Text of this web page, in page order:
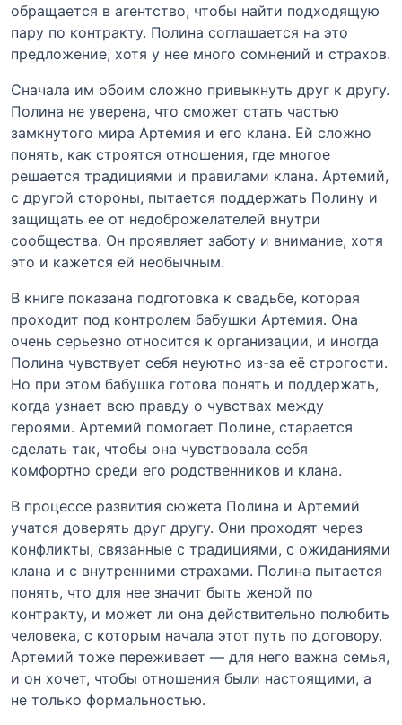
обращается в агентство, чтобы найти подходящую
пару по контракту. Полина соглашается на это
предложение, хотя у нее много сомнений и страхов.
Сначала им обоим сложно привыкнуть друг к другу.
Полина не уверена, что сможет стать частью
замкнутого мира Артемия и его клана. Ей сложно
понять, как строятся отношения, где многое
решается традициями и правилами клана. Артемий,
с другой стороны, пытается поддержать Полину и
защищать ее от недоброжелателей внутри
сообщества. Он проявляет заботу и внимание, хотя
это и кажется ей необычным.
В книге показана подготовка к свадьбе, которая
проходит под контролем бабушки Артемия. Она
очень серьезно относится к организации, и иногда
Полина чувствует себя неуютно из-за её строгости.
Но при этом бабушка готова понять и поддержать,
когда узнает всю правду о чувствах между
героями. Артемий помогает Полине, старается
сделать так, чтобы она чувствовала себя
комфортно среди его родственников и клана.
В процессе развития сюжета Полина и Артемий
учатся доверять друг другу. Они проходят через
конфликты, связанные с традициями, с ожиданиями
клана и с внутренними страхами. Полина пытается
понять, что для нее значит быть женой по
контракту, и может ли она действительно полюбить
человека, с которым начала этот путь по договору.
Артемий тоже переживает — для него важна семья,
и он хочет, чтобы отношения были настоящими, а
не только формальностью.